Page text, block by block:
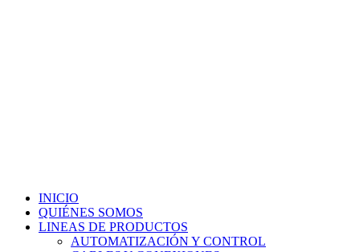
INICIO
QUIÉNES SOMOS
LINEAS DE PRODUCTOS
AUTOMATIZACIÓN Y CONTROL